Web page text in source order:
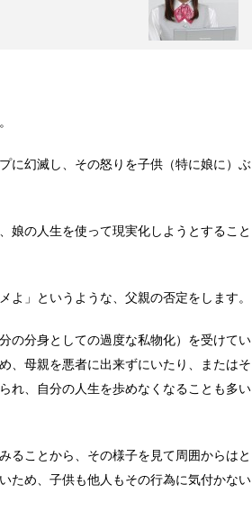
に幻滅し、その怒りを子供（特に娘に）ぶ
娘の人生を使って現実化しようとすること
よ」というような、父親の否定をします。
の分身としての過度な私物化）を受けてい
、母親を悪者に出来ずにいたり、またはそ
れ、自分の人生を歩めなくなることも多い
ることから、その様子を見て周囲からはと
ため、子供も他人もその行為に気付かない